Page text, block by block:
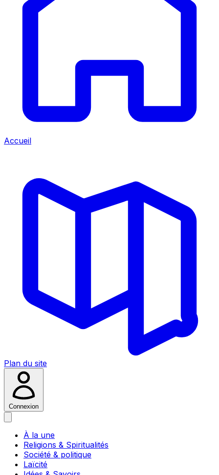
Accueil
Plan du site
Connexion
À la une
Religions & Spiritualités
Société & politique
Laïcité